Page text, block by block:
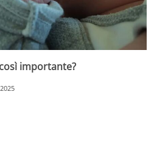
importante?